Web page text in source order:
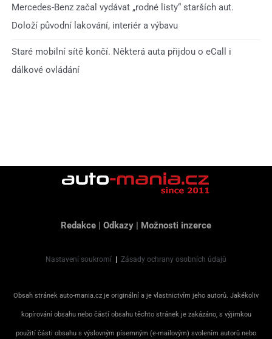
Mercedes-Benz začal vydávat „rodné listy“ starších aut.
Doloží původní lakování, interiér a výbavu
Staré mobilní sítě končí. Některá auta přijdou o eCall i
dálkové ovládání
Redakce Odkazy Možnosti inzerce
Nastavení soukromí | Zásady ochrany osobních údajů
Obsah stránek auto-mania.cz je originální a je vlastnictvím jeho autorů. Jakékoliv
kopírování obsahu nebo částí obsahu těchto stránek je zakázáno, s výjimkou
použití části obsahu s výslovným písemným (e-mailovým) svolením autorů nebo